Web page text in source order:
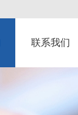
联系我们